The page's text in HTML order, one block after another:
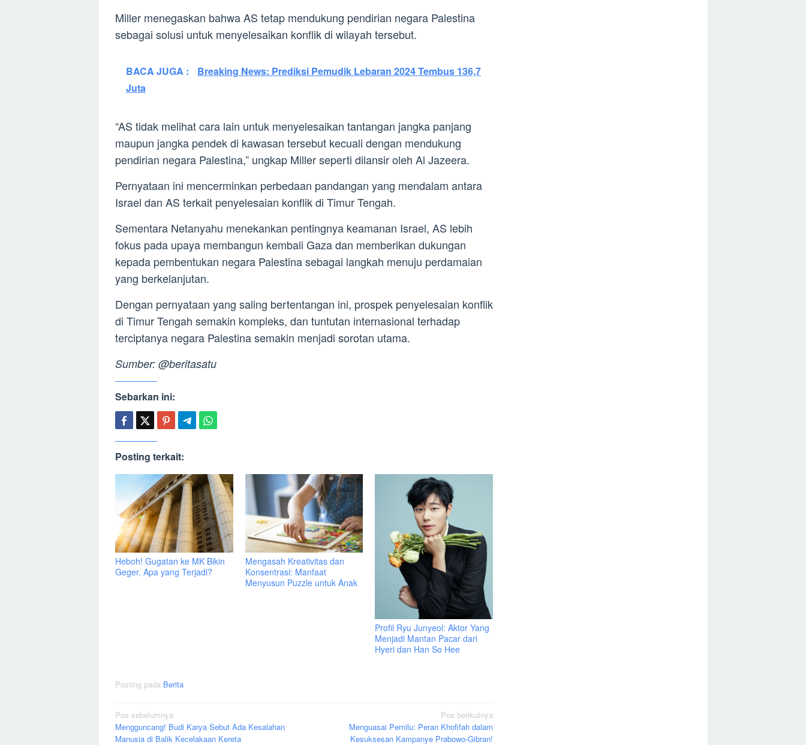
Miller menegaskan bahwa AS tetap mendukung pendirian negara Palestina
sebagai solusi untuk menyelesaikan konflik di wilayah tersebut.
BACA JUGA :
Breaking News: Prediksi Pemudik Lebaran 2024 Tembus 136,7
Juta
“AS tidak melihat cara lain untuk menyelesaikan tantangan jangka panjang
maupun jangka pendek di kawasan tersebut kecuali dengan mendukung
pendirian negara Palestina,” ungkap Miller seperti dilansir oleh Al Jazeera.
Pernyataan ini mencerminkan perbedaan pandangan yang mendalam antara
Israel dan AS terkait penyelesaian konflik di Timur Tengah.
Sementara Netanyahu menekankan pentingnya keamanan Israel, AS lebih
fokus pada upaya membangun kembali Gaza dan memberikan dukungan
kepada pembentukan negara Palestina sebagai langkah menuju perdamaian
yang berkelanjutan.
Dengan pernyataan yang saling bertentangan ini, prospek penyelesaian konflik
di Timur Tengah semakin kompleks, dan tuntutan internasional terhadap
terciptanya negara Palestina semakin menjadi sorotan utama.
Sumber: @beritasatu
Sebarkan ini:
Posting terkait:
Heboh! Gugatan ke MK Bikin
Geger, Apa yang Terjadi?
Mengasah Kreativitas dan
Konsentrasi: Manfaat
Menyusun Puzzle untuk Anak
Profil Ryu Junyeol: Aktor Yang
Menjadi Mantan Pacar dari
Hyeri dan Han So Hee
Posting pada Berita
Navigasi
pos
Pos sebelumnya
Mengguncang! Budi Karya Sebut Ada Kesalahan
Manusia di Balik Kecelakaan Kereta
Pos berikutnya
Menguasai Pemilu: Peran Khofifah dalam
Kesuksesan Kampanye Prabowo-Gibran!